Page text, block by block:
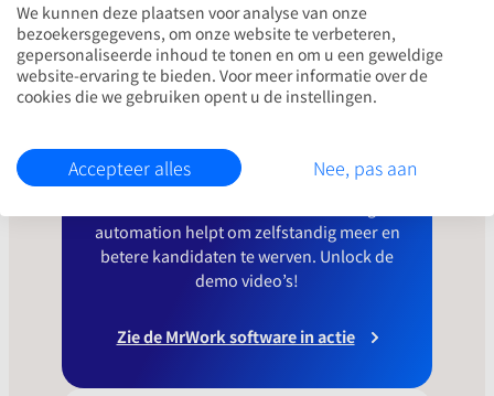
We hebben meer
interessants voor je
automation helpt om zelfstandig meer en
betere kandidaten te werven. Unlock de
demo video’s!
Zie de MrWork software in actie
We kunnen deze plaatsen voor analyse van onze
bezoekersgegevens, om onze website te verbeteren,
gepersonaliseerde inhoud te tonen en om u een geweldige
website-ervaring te bieden. Voor meer informatie over de
cookies die we gebruiken opent u de instellingen.
Accepteer alles Nee, pas aan